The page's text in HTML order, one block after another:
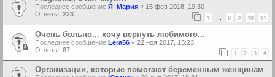
Последнее сообщение Я_Мария « 15 фев 2018, 19:30
Ответы: 223 1 … 8 9 10 11
Очень больно... хочу вернуть любимого...
Последнее сообщение Lera56 « 22 ноя 2017, 15:23
Ответы: 87 1 2 3 4
Организации, которые помогают беременным женщинам